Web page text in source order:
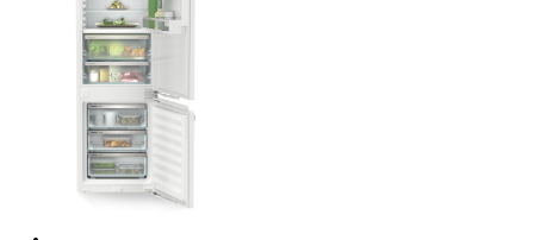
Integrovateľná chladnička s BioFresh IRBc 4521-22
Vstavaná monoklimatická chladnička s BioFresh a...
1.659,00€
Do košíka
AVAILABILITY:In stock
Integrovateľná kombinácia chladničky a mrazničky s BioFresh
SmartFrost ICBbi 5122-22